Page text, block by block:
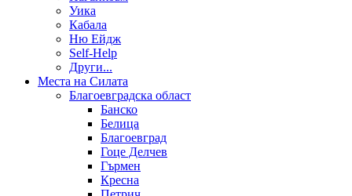
Уика
Кабала
Ню Ейдж
Self-Help
Други...
Места на Силата
Благоевградска област
Банско
Белица
Благоевград
Гоце Делчев
Гърмен
Кресна